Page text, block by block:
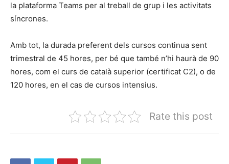
la plataforma Teams per al treball de grup i les activitats
síncrones.
Amb tot, la durada preferent dels cursos continua sent
trimestral de 45 hores, per bé que també n’hi haurà de 90
hores, com el curs de català superior (certificat C2), o de
120 hores, en el cas de cursos intensius.
Rate this post